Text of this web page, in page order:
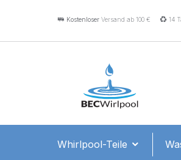
Kostenloser Versand ab 100 € 14
Whirlpool-Teile